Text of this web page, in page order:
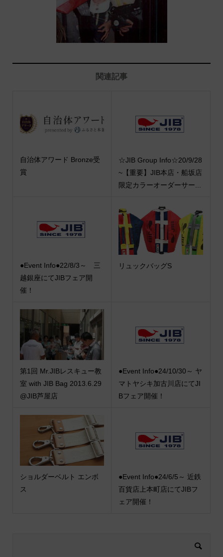
関連記事
自治体アワード Bronze受
賞
☆JIB Group Info☆20/9/28
~【重要】JIB本店・船坂店
限定カラーオーダーサー...
●Event Info●22/8/3～ 三
越銀座にてJIBフェア開
催！
リュックバッグS
第1回 Mr.JIBレスキュー教
室 with JIB Bag 2013.6.29
@JIB芦屋店
●Event Info●24/10/30～ ヤ
マトヤシキ加古川店にてJI
Bフェア開催！
ショルダーベルト エンボ
ス
●Event Info●24/6/5～ 近鉄
百貨店上本町店にてJIBフ
ェア開催！